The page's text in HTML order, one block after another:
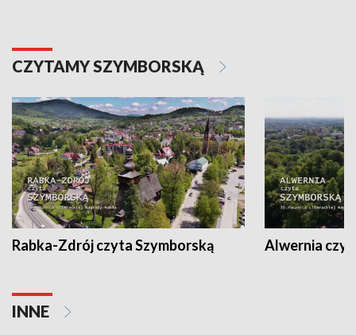
CZYTAMY SZYMBORSKĄ
Rabka-Zdrój czyta Szymborską Alwernia
INNE